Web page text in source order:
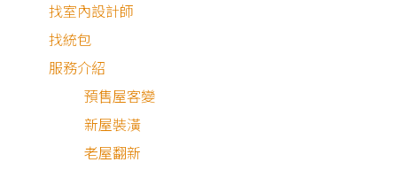
找室內設計師
找統包
服務介紹
預售屋客變
新屋裝潢
老屋翻新